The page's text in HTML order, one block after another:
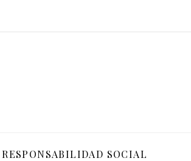
RESPONSABILIDAD SOCIAL